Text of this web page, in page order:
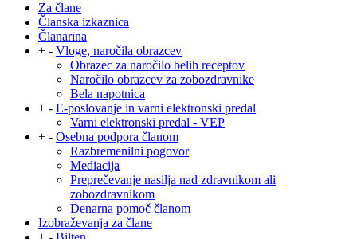
Za člane
Članska izkaznica
Članarina
+ - Vloge, naročila obrazcev
Obrazec za naročilo belih receptov
Naročilo obrazcev za zobozdravnike
Bela napotnica
+ - E-poslovanje in varni elektronski predal
Varni elektronski predal - VEP
+ - Osebna podpora članom
Razbremenilni pogovor
Mediacija
Preprečevanje nasilja nad zdravnikom ali
zobozdravnikom
Denarna pomoč članom
Izobraževanja za člane